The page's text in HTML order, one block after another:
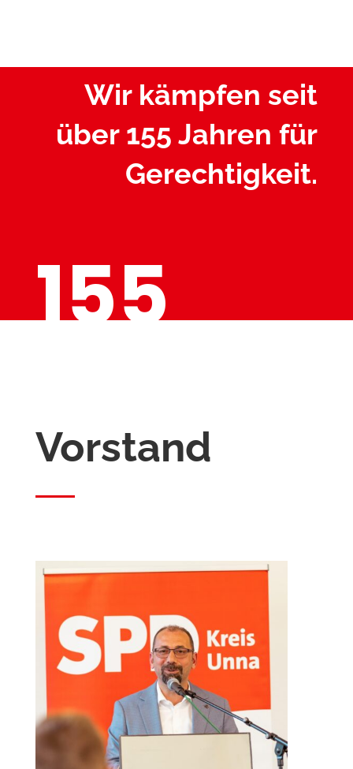
Wir kämpfen seit
über 155 Jahren für
Gerechtigkeit.
155
Vorstand